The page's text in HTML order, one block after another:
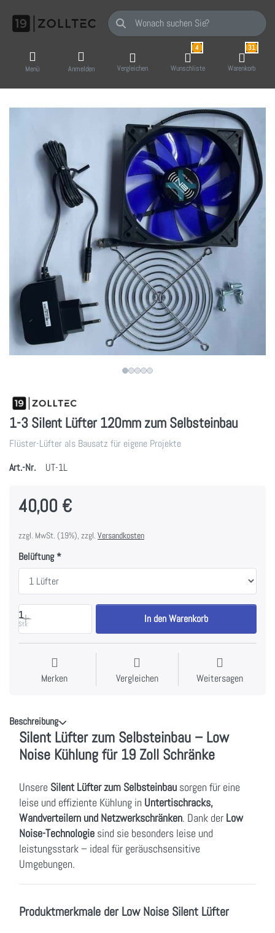
Geben Sie einen Suchbegriff ein. Während
Menü Anmelden Vergleichen
4
Wunschliste
31
Warenkorb
1-3 Silent Lüfter 120mm zum Selbsteinbau
Flüster-Lüfter als Bausatz für eigene Projekte
Art.-Nr.
UT-1L
40,00 €
zzgl. MwSt. (19%), zzgl. Versandkosten
Belüftung
1
Stk In den Warenkorb
Merken Vergleichen Weitersagen
Beschreibung
Silent Lüfter zum Selbsteinbau – Low
Noise Kühlung für 19 Zoll Schränke
Unsere Silent Lüfter zum Selbsteinbau sorgen für eine
leise und effiziente Kühlung in Untertischracks,
Wandverteilern und Netzwerkschränken. Dank der Low
Noise-Technologie sind sie besonders leise und
leistungsstark – ideal für geräuschsensitive
Umgebungen.
Produktmerkmale der Low Noise Silent Lüfter